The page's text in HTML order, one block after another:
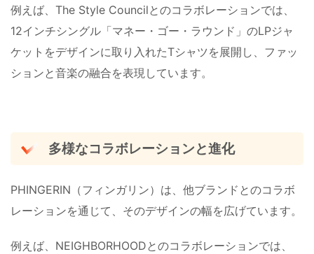
例えば、The Style Councilとのコラボレーションでは、
12インチシングル「マネー・ゴー・ラウンド」のLPジャ
ケットをデザインに取り入れたTシャツを展開し、ファッ
ションと音楽の融合を表現しています。
多様なコラボレーションと進化
PHINGERIN（フィンガリン）は、他ブランドとのコラボ
レーションを通じて、そのデザインの幅を広げています。
例えば、NEIGHBORHOODとのコラボレーションでは、